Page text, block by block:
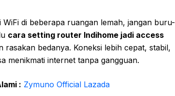
di beberapa ruangan lemah, jangan buru-
cara setting router Indihome jadi access
rasakan bedanya. Koneksi lebih cepat, stabil,
menikmati internet tanpa gangguan.
: Zymuno Official Lazada